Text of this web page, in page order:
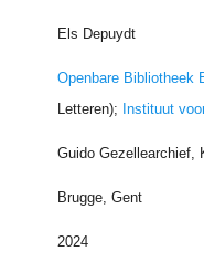
Els Depuydt
Openbare Bibliotheek
Letteren); Instituut
Guido Gezellearchief,
Brugge, Gent
2024